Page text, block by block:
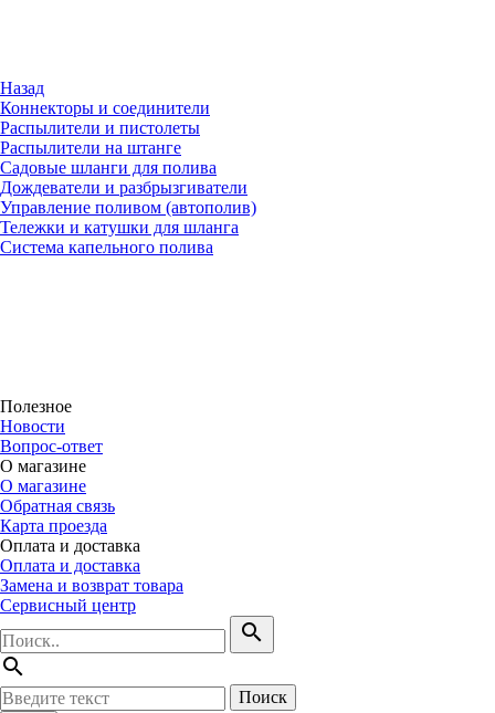
Назад
Коннекторы и соединители
Распылители и пистолеты
Распылители на штанге
Садовые шланги для полива
Дождеватели и разбрызгиватели
Управление поливом (автополив)
Тележки и катушки для шланга
Система капельного полива
Полезное
Новости
Вопрос-ответ
О магазине
О магазине
Обратная связь
Карта проезда
Оплата и доставка
Оплата и доставка
Замена и возврат товара
Сервисный центр
search
search
Поиск